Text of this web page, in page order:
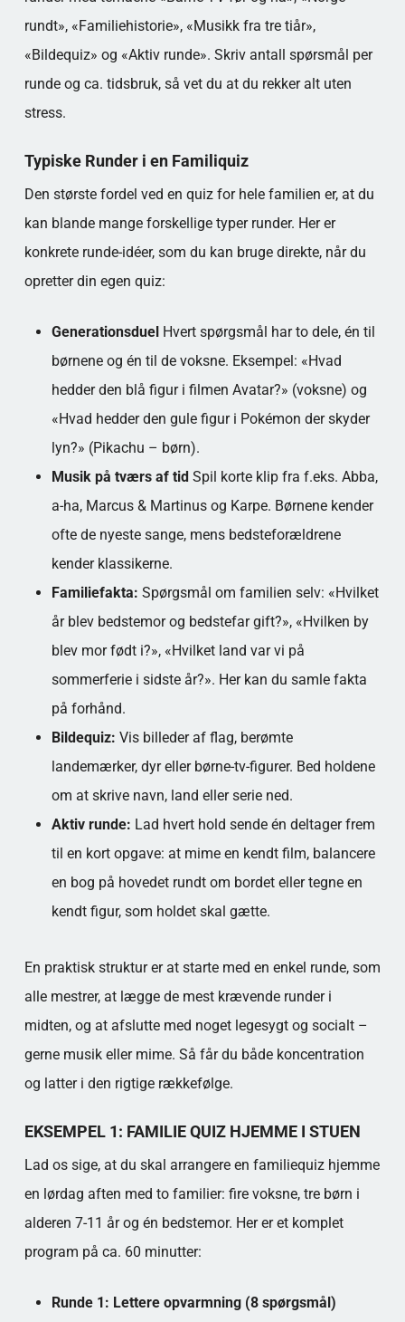
rundt», «Familiehistorie», «Musikk fra tre tiår»,
«Bildequiz» og «Aktiv runde». Skriv antall spørsmål per
runde og ca. tidsbruk, så vet du at du rekker alt uten
stress.
Typiske Runder i en Familiquiz
Den største fordel ved en quiz for hele familien er, at du
kan blande mange forskellige typer runder. Her er
konkrete runde-idéer, som du kan bruge direkte, når du
opretter din egen quiz:
GenerationsduelHvert spørgsmål har to dele, én til
børnene og én til de voksne. Eksempel: «Hvad
hedder den blå figur i filmen Avatar?» (voksne) og
«Hvad hedder den gule figur i Pokémon der skyder
lyn?» (Pikachu – børn).
Musik på tværs af tidSpil korte klip fra f.eks. Abba,
a-ha, Marcus & Martinus og Karpe. Børnene kender
ofte de nyeste sange, mens bedsteforældrene
kender klassikerne.
Familiefakta: Spørgsmål om familien selv: «Hvilket
år blev bedstemor og bedstefar gift?», «Hvilken by
blev mor født i?», «Hvilket land var vi på
sommerferie i sidste år?». Her kan du samle fakta
på forhånd.
Bildequiz: Vis billeder af flag, berømte
landemærker, dyr eller børne-tv-figurer. Bed holdene
om at skrive navn, land eller serie ned.
Aktiv runde: Lad hvert hold sende én deltager frem
til en kort opgave: at mime en kendt film, balancere
en bog på hovedet rundt om bordet eller tegne en
kendt figur, som holdet skal gætte.
En praktisk struktur er at starte med en enkel runde, som
alle mestrer, at lægge de mest krævende runder i
midten, og at afslutte med noget legesygt og socialt –
gerne musik eller mime. Så får du både koncentration
og latter i den rigtige rækkefølge.
EKSEMPEL 1: FAMILIE QUIZ HJEMME I STUEN
Lad os sige, at du skal arrangere en familiequiz hjemme
en lørdag aften med to familier: fire voksne, tre børn i
alderen 7-11 år og én bedstemor. Her er et komplet
program på ca. 60 minutter:
Runde 1: Lettere opvarmning (8 spørgsmål)